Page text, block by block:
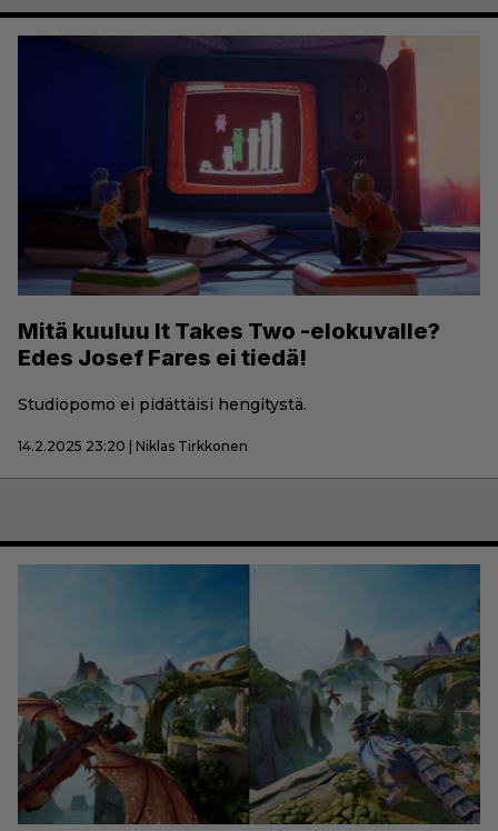
Mitä kuuluu It Takes Two -elokuvalle?
Edes Josef Fares ei tiedä!
Studiopomo ei pidättäisi hengitystä.
14.2.2025 23:20 | Niklas Tirkkonen